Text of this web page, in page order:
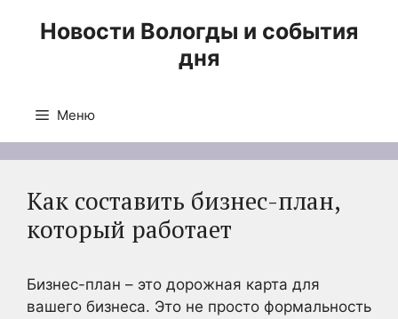
Новости Вологды и события
дня
Меню
Как составить бизнес-план,
который работает
Бизнес-план – это дорожная карта для
вашего бизнеса. Это не просто формальность